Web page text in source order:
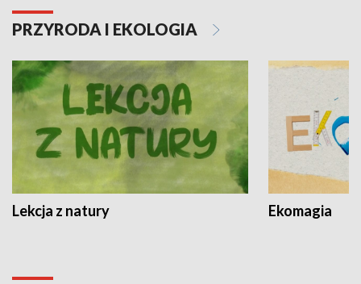
PRZYRODA I EKOLOGIA
Lekcja z natury Ekomagia